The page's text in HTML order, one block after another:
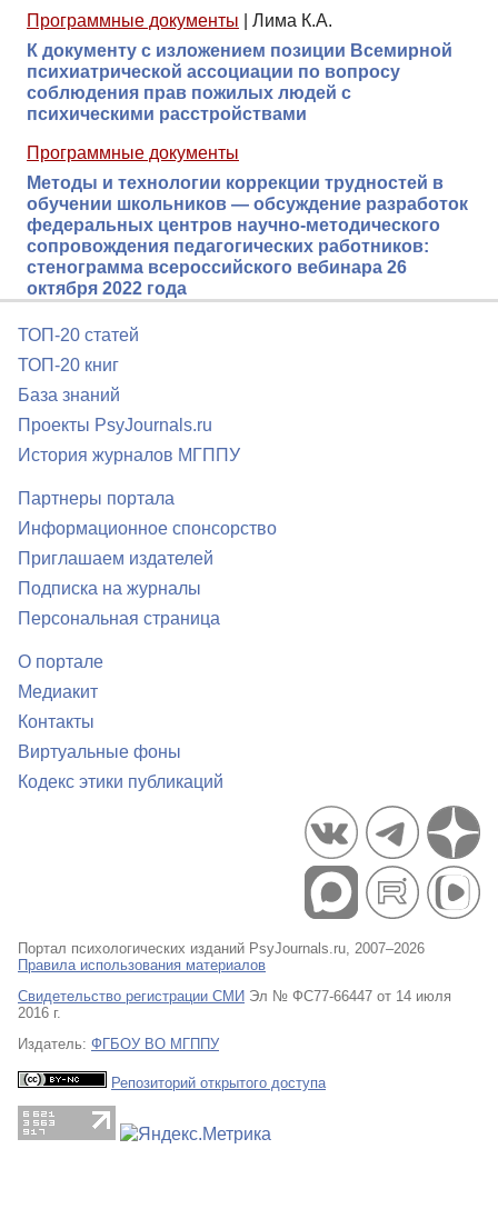
Программные документы
Лима К.А.
К документу с изложением позиции Всемирной
психиатрической ассоциации по вопросу
соблюдения прав пожилых людей с
психическими расстройствами
Программные документы
Методы и технологии коррекции трудностей в
обучении школьников — обсуждение разработок
федеральных центров научно-методического
сопровождения педагогических работников:
стенограмма всероссийского вебинара 26
октября 2022 года
ТОП-20 статей
ТОП-20 книг
База знаний
Проекты PsyJournals.ru
История журналов МГППУ
Партнеры портала
Информационное спонсорство
Приглашаем издателей
Подписка на журналы
Персональная страница
О портале
Медиакит
Контакты
Виртуальные фоны
Кодекс этики публикаций
Портал психологических изданий PsyJournals.ru, 2007–2026
Правила использования материалов
Свидетельство регистрации СМИ Эл № ФС77-66447 от 14 июля
2016 г.
Издатель: ФГБОУ ВО МГППУ
Репозиторий открытого доступа